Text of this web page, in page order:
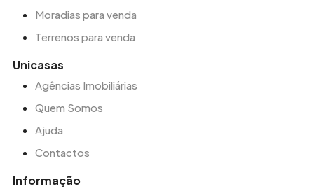
Moradias para venda
Terrenos para venda
Unicasas
Agências Imobiliárias
Quem Somos
Ajuda
Contactos
Informação